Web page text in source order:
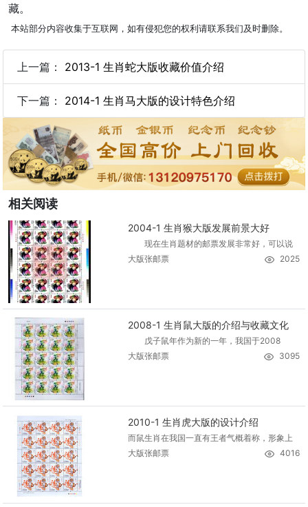
藏。
本站部分内容收集于互联网，如有侵犯您的权利请联系我们及时删除。
上一篇： 2013-1 生肖蛇大版收藏价值介绍
下一篇： 2014-1 生肖马大版的设计特色介绍
相关阅读
2004-1 生肖猴大版发展前景大好
现在生肖题材的邮票发展非常好，可以说
大版张邮票
2025
2008-1 生肖鼠大版的介绍与收藏文化
戊子鼠年作为新的一年，我国于2008
大版张邮票
3095
2010-1 生肖虎大版的设计介绍
而鼠生肖在我国一直有王者气概着称，形象上
大版张邮票
4016